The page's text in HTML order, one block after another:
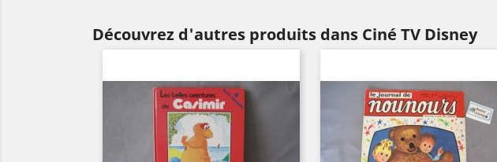
Découvrez d'autres produits dans Ciné TV Disney